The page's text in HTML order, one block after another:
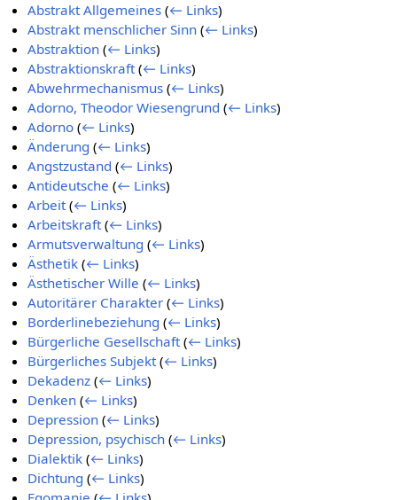
Abstrakt Allgemeines (← Links)
Abstrakt menschlicher Sinn (← Links)
Abstraktion (← Links)
Abstraktionskraft (← Links)
Abwehrmechanismus (← Links)
Adorno, Theodor Wiesengrund (← Links)
Adorno (← Links)
Änderung (← Links)
Angstzustand (← Links)
Antideutsche (← Links)
Arbeit (← Links)
Arbeitskraft (← Links)
Armutsverwaltung (← Links)
Ästhetik (← Links)
Ästhetischer Wille (← Links)
Autoritärer Charakter (← Links)
Borderlinebeziehung (← Links)
Bürgerliche Gesellschaft (← Links)
Bürgerliches Subjekt (← Links)
Dekadenz (← Links)
Denken (← Links)
Depression (← Links)
Depression, psychisch (← Links)
Dialektik (← Links)
Dichtung (← Links)